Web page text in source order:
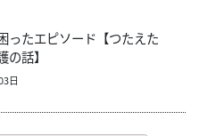
ったエピソード【つたえた
の話】
日